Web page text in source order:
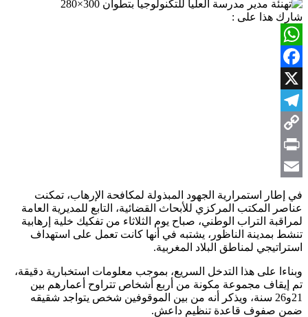
شارك هذا على :
WhatsApp
Facebook
X
Telegram
Copy
Link
Print
Email
في إطار استمرارية الجهود المبذولة لمكافحة الإرهاب، تمكنت
عناصر المكتب المركزي للأبحاث القضائية، التابع للمديرية العامة
لمراقبة التراب الوطني، صباح يوم الثلاثاء من تفكيك خلية إرهابية
تنشط بمدينة الناظور، يشتبه في أنها كانت تعمل على استهداف
استراتيجي لمناطق البلاد المغربية.
وبناءا على هذا التدخل السريع، بموجب معلومات استخبارية دقيقة،
تم إيقاف مجموعة مكونة من أربع أشخاص تتراوح أعمارهم بين
21و26 سنة، ويذكر أنه من بين الموقوفين شخص يتواجد شقيقه
ضمن صفوف قاعدة تنظيم داعش.